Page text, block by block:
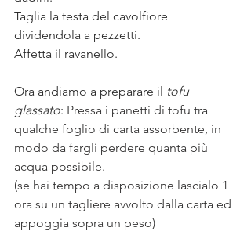
Taglia la testa del cavolfiore
dividendola a pezzetti.
Affetta il ravanello.
Ora andiamo a preparare il tofu
glassato: Pressa i panetti di tofu tra
qualche foglio di carta assorbente, in
modo da fargli perdere quanta più
acqua possibile.
(se hai tempo a disposizione lascialo 1
ora su un tagliere avvolto dalla carta ed
appoggia sopra un peso)